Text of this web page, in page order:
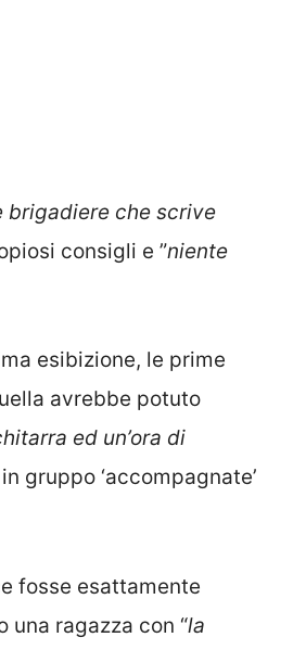
brigadiere che scrive
consigli e ”niente
esibizione, le prime
avrebbe potuto
ed un’ora di
gruppo ‘accompagnate’
fosse esattamente
una ragazza con “la